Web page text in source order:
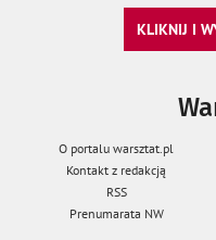
KLIKNIJ I
O portalu warsztat.pl
Kontakt z redakcją
RSS
Prenumarata NW